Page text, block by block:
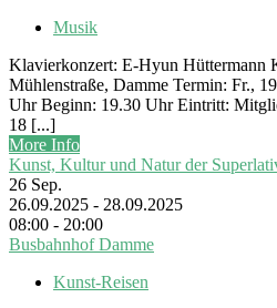
Musik
Klavierkonzert: E-Hyun Hüttermann
Mühlenstraße, Damme Termin: Fr.,
Uhr Beginn: 19.30 Uhr Eintritt:
18 [...]
More Info
Kunst, Kultur und Natur der
26 Sep.
26.09.2025 - 28.09.2025
08:00 - 20:00
Busbahnhof Damme
Kunst-Reisen